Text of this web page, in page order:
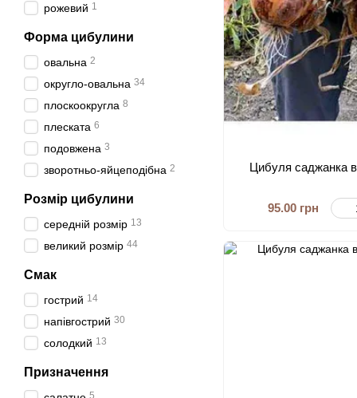
Цибуля саджанка
95.00 грн
рожевий 1
Форма цибулини
овальна 2
округло-овальна 34
плоскоокругла 8
плеската 6
подовжена 3
зворотньо-яйцеподібна 2
Розмір цибулини
середній розмір 13
великий розмір 44
Смак
гострий 14
напівгострий 30
солодкий 13
Призначення
5